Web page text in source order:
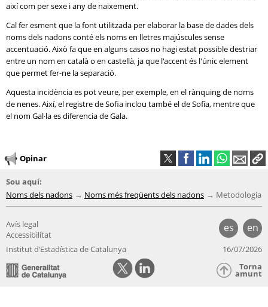
així com per sexe i any de naixement.
Cal fer esment que la font utilitzada per elaborar la base de dades dels
noms dels nadons conté els noms en lletres majúscules sense
accentuació. Això fa que en alguns casos no hagi estat possible destriar
entre un nom en català o en castellà, ja que l'accent és l'únic element
que permet fer-ne la separació.
Aquesta incidència es pot veure, per exemple, en el rànquing de noms
de nenes. Així, el registre de Sofia inclou també el de Sofía, mentre que
el nom Gal·la es diferencia de Gala.
Opinar
Sou aquí:
Noms dels nadons
Noms més freqüents dels nadons Metodologia
es en
Avís legal
Accessibilitat
Institut d’Estadística de Catalunya
16/07/2026
Torna
amunt